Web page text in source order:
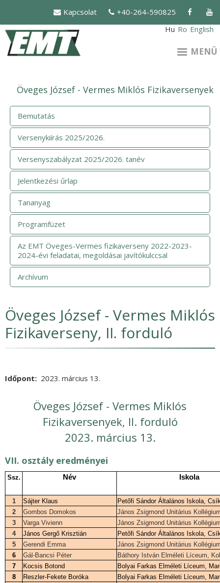
tartalomra
Kapcsolat
+40-264-590825
Hu Ro English
MENÜ
Öveges József - Vermes Miklós Fizikaversenyek
Bemutatás
Versenykiírás 2025/2026.
Versenyszabályzat 2025/2026. tanév
Jelentkezési űrlap
Tananyag
Programfüzet
Az EMT Öveges-Vermes fizikaverseny 2022-2023-
2024-évi feladatai, megoldásai javítókulccsal
Archívum
Öveges József - Vermes Miklós
Fizikaverseny, II. forduló
Időpont 2023. március 13.
Öveges József - Vermes Miklós
Fizikaversenyek, II. forduló
2023. március 13.
VII. osztály eredményei
Ssz. Név Iskola
1 Sájter Klaus
Petőfi Sándor Általános Iskola,
2
Gombos Domokos
János Zsigmond Unitárius
3
Varga Vivienn
János Zsigmond Unitárius
4
János Gergő Krisztián
Petőfi Sándor Általános Iskola,
5
Gerendi Emma
János Zsigmond Unitárius
6
Gál-Bancsi Péter
Báthory István Elméleti Líceum,
7
Kocsis Botond
Bolyai Farkas Elméleti Líceum,
8
Reszler-Fekete Boróka
Bolyai Farkas Elméleti Líceum,